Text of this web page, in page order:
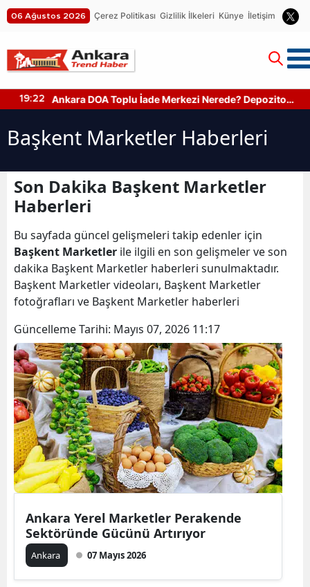
06 Ağustos 2026 Çerez Politikası Gizlilik İlkeleri Künye İletişim
19:22
Ankara DOA Toplu İade Merkezi Nerede? Depozito
Başkent Marketler Haberleri
Son Dakika Başkent Marketler
Haberleri
Bu sayfada güncel gelişmeleri takip edenler için
Başkent Marketler ile ilgili en son gelişmeler ve son
dakika Başkent Marketler haberleri sunulmaktadır.
Başkent Marketler videoları, Başkent Marketler
fotoğrafları ve Başkent Marketler haberleri
Güncelleme Tarihi: Mayıs 07, 2026 11:17
Ankara Yerel Marketler Perakende
Sektöründe Gücünü Artırıyor
Ankara 07 Mayıs 2026